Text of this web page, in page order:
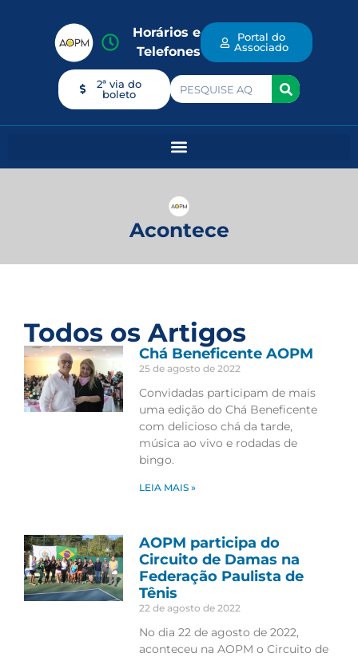
Horários e
Telefones
Portal do
Associado
2ª via do
boleto
Acontece
Todos os Artigos
Chá Beneficente AOPM
25 de agosto de 2022
Convidadas participam de mais
uma edição do Chá Beneficente
com delicioso chá da tarde,
música ao vivo e rodadas de
bingo.
LEIA MAIS »
AOPM participa do
Circuito de Damas na
Federação Paulista de
Tênis
22 de agosto de 2022
No dia 22 de agosto de 2022,
aconteceu na AOPM o Circuito de